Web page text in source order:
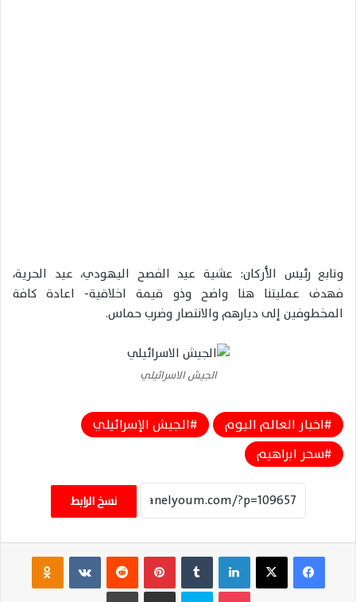
‏وتابع رئيس الأركان: عشية عيد الفصح اليهودي، عيد الحرية،
فهدف عمليتنا هنا واضح وذو قيمة اخلاقية- اعادة كافة
المخطوفين إلى ديارهم والانتصار وضرب حماس.
الجيش الاسرائيلي
اخبار العالم اليوم
الجيش الإسرائيلي
سحر ابراهيم
نسخ الرابط
فيسبوك ‫X لينكدإن بينتيريست ‏VKontakte
سكايب مشاركة عبر البريد طباعة